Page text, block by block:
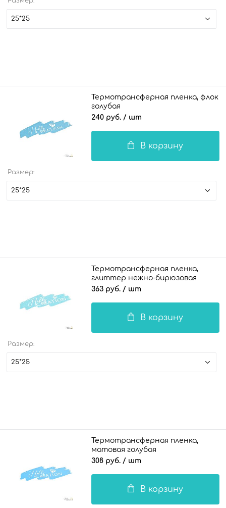
25*25
Термотрансферная пленка, флок
голубая
240 руб. / шт
В корзину
Размер:
25*25
Термотрансферная пленка,
глиттер нежно-бирюзовая
363 руб. / шт
В корзину
Размер:
25*25
Термотрансферная пленка,
матовая голубая
308 руб. / шт
В корзину